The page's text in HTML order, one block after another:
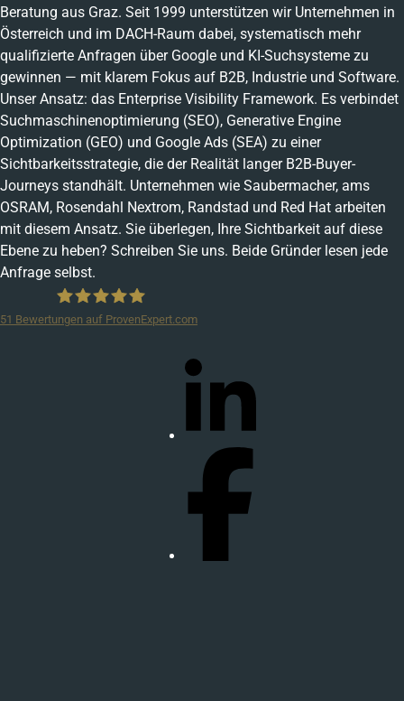
Beratung aus Graz. Seit 1999 unterstützen wir Unternehmen in
Österreich und im DACH-Raum dabei, systematisch mehr
qualifizierte Anfragen über Google und KI-Suchsysteme zu
gewinnen — mit klarem Fokus auf B2B, Industrie und Software.
Unser Ansatz: das Enterprise Visibility Framework. Es verbindet
Suchmaschinenoptimierung (SEO), Generative Engine
Optimization (GEO) und Google Ads (SEA) zu einer
Sichtbarkeitsstrategie, die der Realität langer B2B-Buyer-
Journeys standhält. Unternehmen wie Saubermacher, ams
OSRAM, Rosendahl Nextrom, Randstad und Red Hat arbeiten
mit diesem Ansatz. Sie überlegen, Ihre Sichtbarkeit auf diese
Ebene zu heben? Schreiben Sie uns. Beide Gründer lesen jede
Anfrage selbst.
51 Bewertungen auf ProvenExpert.com